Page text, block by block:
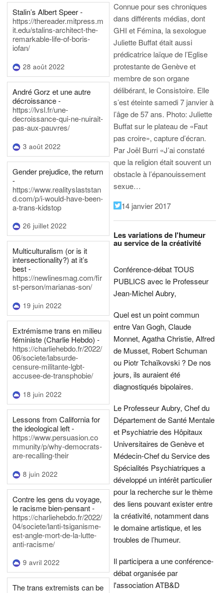
Stalin’s Albert Speer -
https://thereader.mitpress.m
it.edu/stalins-architect-the-
remarkable-life-of-boris-
iofan/
28 août 2022
André Gorz et une autre
décroissance -
https://lvsl.fr/une-
decroissance-qui-ne-nuirait-
pas-aux-pauvres/
3 août 2022
Gender prejudice, the return
-
https://www.realityslaststan
d.com/p/i-would-have-been-
a-trans-kidstop
26 juillet 2022
Multiculturalism (or is it
intersectionality?) at it’s
best -
https://newlinesmag.com/fir
st-person/marianas-son/
19 juin 2022
Extrémisme trans en milieu
féministe (Charlie Hebdo) -
https://charliehebdo.fr/2022/
06/societe/labsurde-
censure-militante-lgbt-
accusee-de-transphobie/
18 juin 2022
Lessons from California for
the ideological left -
https://www.persuasion.co
mmunity/p/why-democrats-
are-recalling-their
8 juin 2022
Contre les gens du voyage,
le racisme bien-pensant -
https://charliehebdo.fr/2022/
04/societe/lanti-tsiganisme-
est-angle-mort-de-la-lutte-
anti-racisme/
9 avril 2022
The trans extremists can be
Connue pour ses chroniques
dans différents médias, dont
GHI et Fémina, la sexologue
Juliette Buffat était aussi
prédicatrice laïque de l’Eglise
protestante de Genève et
membre de son organe
délibérant, le Consistoire. Elle
s’est éteinte samedi 7 janvier à
l’âge de 57 ans. Photo: Juliette
Buffat sur le plateau de «Faut
pas croire», capture d’écran.
Par Joël Burri «J’ai constaté
que la religion était souvent un
obstacle à l’épanouissement
sexue…
14 janvier 2017
Les variations de l'humeur
au service de la créativité
Conférence-débat TOUS
PUBLICS avec le Professeur
Jean-Michel Aubry,
Quel est un point commun
entre Van Gogh, Claude
Monnet, Agatha Christie, Alfred
de Musset, Robert Schuman
ou Piotr Tchaïkovski ? De nos
jours, ils auraient été
diagnostiqués bipolaires.
Le Professeur Aubry, Chef du
Département de Santé Mentale
et Psychiatrie des Hôpitaux
Universitaires de Genève et
Médecin-Chef du Service des
Spécialités Psychiatriques a
développé un intérêt particulier
pour la recherche sur le thème
des liens pouvant exister entre
la créativité, notamment dans
le domaine artistique, et les
troubles de l’humeur.
Il participera a une conférence-
débat organisée par
l'association ATB&D